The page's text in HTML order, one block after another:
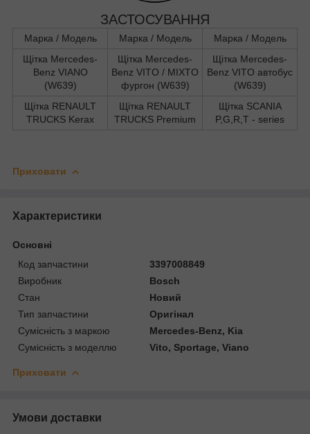
ЗАСТОСУВАННЯ
Марка / Модель Марка / Модель
Марка / Модель
Щітка Mercedes-
Benz VIANO
(W639)
Щітка Mercedes-
Benz VITO / MIXTO
фургон (W639)
Щітка Mercedes-
Benz VITO автобус
(W639)
Щітка RENAULT
TRUCKS Kerax
Щітка RENAULT
TRUCKS Premium
Щітка SCANIA
P,G,R,T - series
Приховати
Характеристики
Основні
Код запчастини
3397008849
Виробник
Bosch
Стан
Новий
Тип запчастини
Оригінал
Сумісність з маркою
Mercedes-Benz, Kia
Сумісність з моделлю
Vito, Sportage, Viano
Приховати
Умови доставки